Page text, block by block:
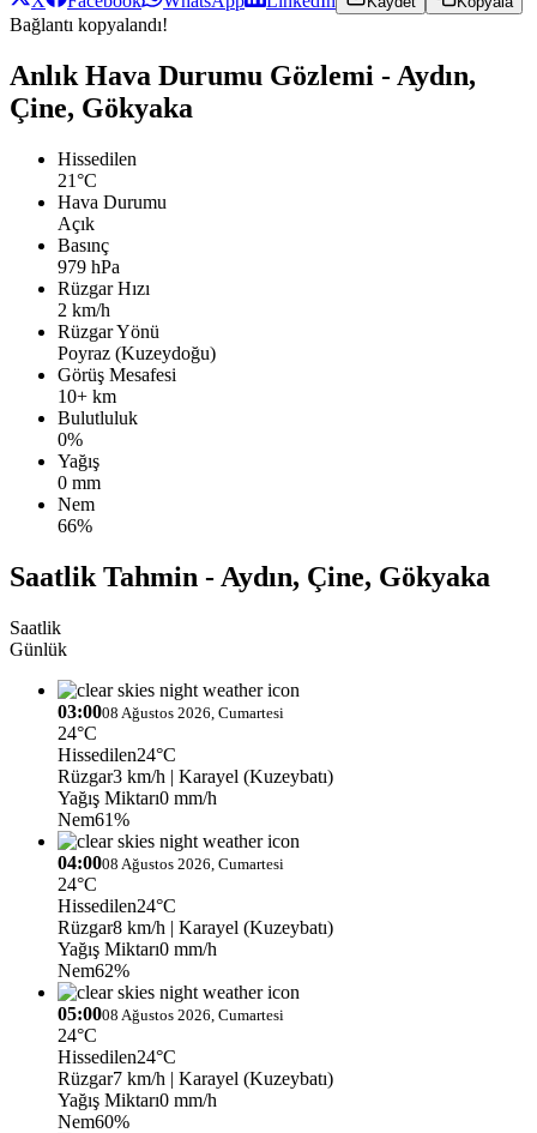
Bağlantı kopyalandı!
Anlık Hava Durumu Gözlemi - Aydın,
Çine, Gökyaka
Hissedilen
21°C
Hava Durumu
Açık
Basınç
979 hPa
Rüzgar Hızı
2 km/h
Rüzgar Yönü
Poyraz (Kuzeydoğu)
Görüş Mesafesi
10+ km
Bulutluluk
0%
Yağış
0 mm
Nem
66%
Saatlik Tahmin - Aydın, Çine, Gökyaka
Saatlik
Günlük
03:0008 Ağustos 2026, Cumartesi
24°C
Hissedilen24°C
Rüzgar3 km/h | Karayel (Kuzeybatı)
Yağış Miktarı0 mm/h
Nem61%
04:0008 Ağustos 2026, Cumartesi
24°C
Hissedilen24°C
Rüzgar8 km/h | Karayel (Kuzeybatı)
Yağış Miktarı0 mm/h
Nem62%
05:0008 Ağustos 2026, Cumartesi
24°C
Hissedilen24°C
Rüzgar7 km/h | Karayel (Kuzeybatı)
Yağış Miktarı0 mm/h
Nem60%